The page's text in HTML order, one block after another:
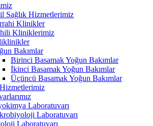
Sağlık Hizmetlerimiz
Klinikler
Kliniklerimiz
Bakımlar
Birinci Basamak Yoğun Bakımlar
İkinci Basamak Yoğun Bakımlar
Üçüncü Basamak Yoğun Bakımlar
Laboratuvarı
Laboratuvarı
Laboratuvarı